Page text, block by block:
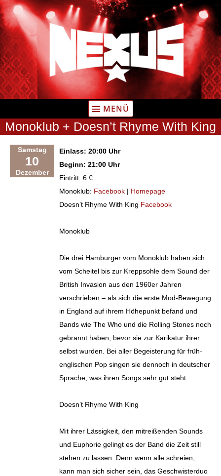
Zum
Inhalt
springen
MENÜ
Monoklub + Doesn’t Rhyme With King
Samstag
10
Dezember
Einlass: 20:00 Uhr
Beginn: 21:00 Uhr
Eintritt: 6 €
Monoklub: Facebook | Homepage
Doesn’t Rhyme With King Facebook
Monoklub
Die drei Hamburger vom Monoklub haben sich
vom Scheitel bis zur Kreppsohle dem Sound der
British Invasion aus den 1960er Jahren
verschrieben – als sich die erste Mod-Bewegung
in England auf ihrem Höhepunkt befand und
Bands wie The Who und die Rolling Stones noch
gebrannt haben, bevor sie zur Karikatur ihrer
selbst wurden. Bei aller Begeisterung für früh-
englischen Pop singen sie dennoch in deutscher
Sprache, was ihren Songs sehr gut steht.
Doesn’t Rhyme With King
Mit ihrer Lässigkeit, den mitreißenden Sounds
und Euphorie gelingt es der Band die Zeit still
stehen zu lassen. Denn wenn alle schreien,
kann man sich sicher sein, das Geschwisterduo